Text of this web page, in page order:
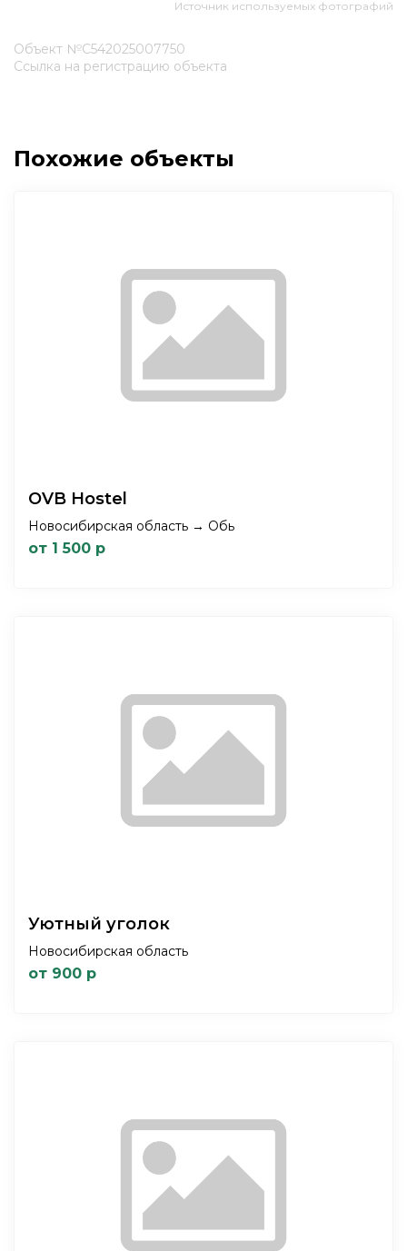
Источник используемых фотографий
Объект №С542025007750
Ссылка на регистрацию объекта
Похожие объекты
OVB Hostel
Новосибирская область → Обь
от 1 500 р
Уютный уголок
Новосибирская область
от 900 р